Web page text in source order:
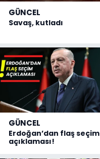
GÜNCEL
Savaş, kutladı
GÜNCEL
Erdoğan’dan flaş seçim
açıklaması!